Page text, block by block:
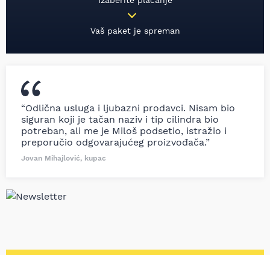
Vaš paket je spreman
“Odlična usluga i ljubazni prodavci. Nisam bio
siguran koji je tačan naziv i tip cilindra bio
potreban, ali me je Miloš podsetio, istražio i
preporučio odgovarajućeg proizvođača.”
Jovan Mihajlović, kupac